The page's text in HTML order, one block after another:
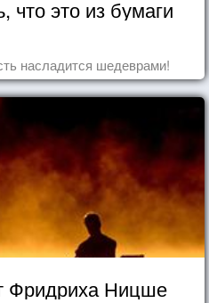
что это из бумаги
насладится шедеврами!
Фридриха Ницше